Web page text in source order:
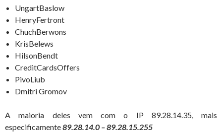
UngartBaslow
HenryFertront
ChuchBerwons
KrisBelews
HilsonBendt
CreditCardsOffers
PivoLiub
Dmitri Gromov
A maioria deles vem com o IP 89.28.14.35, mais
especificamente89.28.14.0 – 89.28.15.255